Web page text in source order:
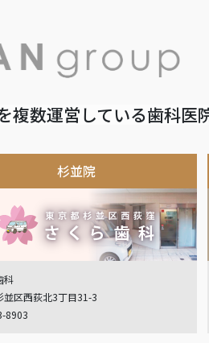
数運営している歯科医
杉並院
科
並区西荻北3丁目31-3
8903